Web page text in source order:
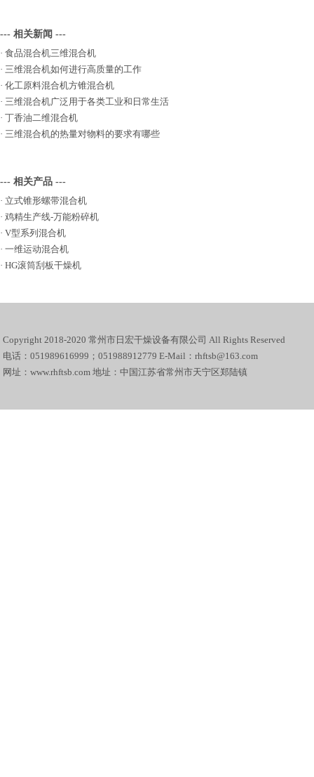
--- 相关新闻 ---
· 食品混合机三维混合机
· 三维混合机如何进行高质量的工作
· 化工原料混合机方锥混合机
· 三维混合机广泛用于各类工业和日常生活
· 丁香油二维混合机
· 三维混合机的热量对物料的要求有哪些
--- 相关产品 ---
· 立式锥形螺带混合机
· 鸡精生产线-万能粉碎机
· V型系列混合机
· 一维运动混合机
· HG滚筒刮板干燥机
Copyright 2018-2020 常州市日宏干燥设备有限公司 All Rights Reserved
电话：051989616999；051988912779 E-Mail：rhftsb@163.com
网址：www.rhftsb.com 地址：中国江苏省常州市天宁区郑陆镇